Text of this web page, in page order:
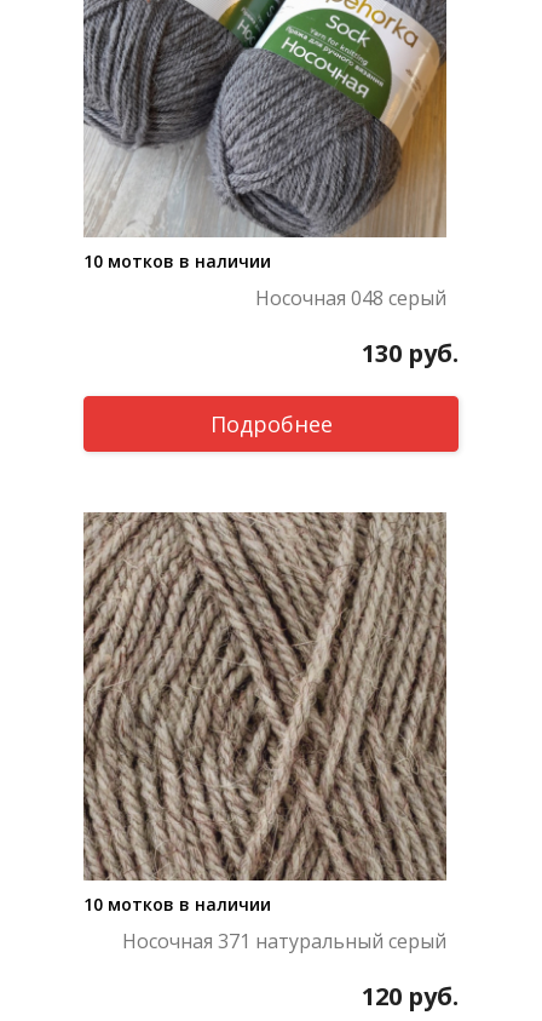
10 мотков в наличии
Носочная 048 серый
130 руб.
Подробнее
10 мотков в наличии
Носочная 371 натуральный серый
120 руб.